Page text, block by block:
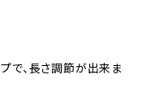
で、長さ調節が出来ま